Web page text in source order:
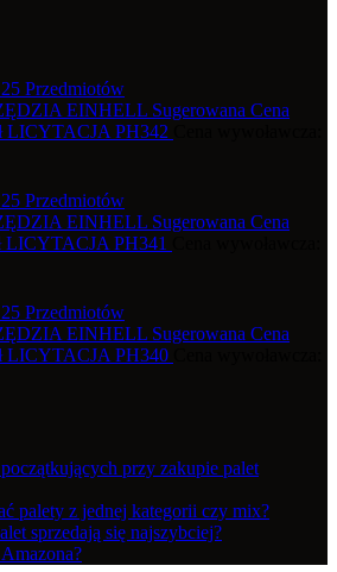
Przedmiotów
EINHELL Sugerowana Cena
LICYTACJA PH342
Przedmiotów
EINHELL Sugerowana Cena
LICYTACJA PH341
Przedmiotów
EINHELL Sugerowana Cena
LICYTACJA PH340
początkujących przy zakupie palet
palety z jednej kategorii czy mix?
sprzedają się najszybciej?